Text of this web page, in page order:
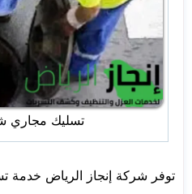
تسليك مجاري
توفر شركة إنجاز الرياض خدمة